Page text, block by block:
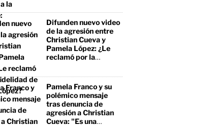
a un borracho, a un
pegalón"
Difunden nuevo video
de la agresión entre
Christian Cueva y
Pamela López: ¿Le
reclamó por la
Pamela Franco y su
polémico mensaje
tras denuncia de
agresión a Christian
Cueva: "Es una